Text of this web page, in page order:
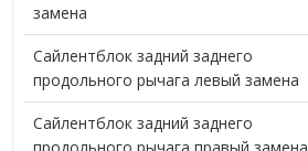
замена
Сайлентблок задний заднего
продольного рычага левый замена
Сайлентблок задний заднего